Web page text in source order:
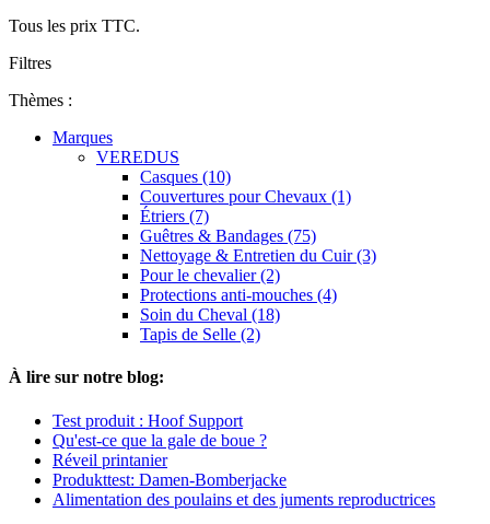
Tous les prix TTC.
Filtres
Thèmes :
Marques
VEREDUS
Casques (10)
Couvertures pour Chevaux (1)
Étriers (7)
Guêtres & Bandages (75)
Nettoyage & Entretien du Cuir (3)
Pour le chevalier (2)
Protections anti-mouches (4)
Soin du Cheval (18)
Tapis de Selle (2)
À lire sur notre blog:
Test produit : Hoof Support
Qu'est-ce que la gale de boue ?
Réveil printanier
Produkttest: Damen-Bomberjacke
Alimentation des poulains et des juments reproductrices